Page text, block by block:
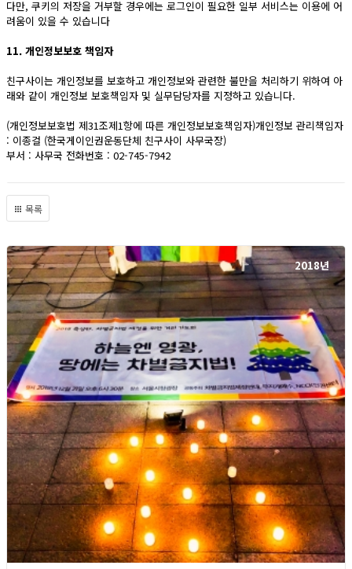
다만, 쿠키의 저장을 거부할 경우에는 로그인이 필요한 일부 서비스는 이용에 어
려움이 있을 수 있습니다
11. 개인정보보호 책임자
친구사이는 개인정보를 보호하고 개인정보와 관련한 불만을 처리하기 위하여 아
래와 같이 개인정보 보호책임자 및 실무담당자를 지정하고 있습니다.
(개인정보보호법 제31조제1항에 따른 개인정보보호책임자)개인정보 관리책임자
: 이종걸 (한국게이인권운동단체 친구사이 사무국장)
부서 : 사무국 전화번호 : 02-745-7942
목록
2018년